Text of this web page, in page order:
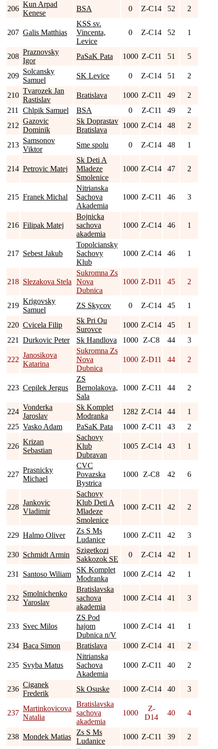
206
Kun Arpad
Kenese
BSA 0 Z-C14 52 2
207 Galis Matthias
KSS sv.
Vincenta,
Levice
0 Z-C14 52 1
208
Praznovsky
Igor
PaSaK Pata 1000 Z-C11 51 5
209
Solcansky
Samuel
SK Levice 0 Z-C14 51 2
210
Tvarozek Jan
Rastislav
Bratislava 1000 Z-C11 49
2
211
Chlpik Samuel BSA 0 Z-C11 49
2
212
Gazovic
Dominik
Sk Doprastav
Bratislava
1000 Z-C14 48 2
213
Samsonov
Viktor
Sme spolu 0 Z-C14 48 1
214 Petrovic Matej
Sk Deti A
Mladeze
Smolenice
1000 Z-C14 47 2
215 Franek Michal
Nitrianska
Sachova
Akademia
1000 Z-C11 46 3
216 Filipak Matej
Bojnicka
sachova
akademia
1000 Z-C14 46 1
217 Sebest Jakub
Topolciansky
Sachovy
Klub
1000 Z-C14 46 1
218 Slezakova Stela
Sukromna Zs
Nova
Dubnica
1000 Z-D11 45 2
219
Krigovsky
Samuel
ZS Skycov 0 Z-C14 45 1
220 Cvicela Filip
Sk Pri Ou
Surovce
1000 Z-C14 45
1
221
Durkovic Peter Sk Handlova 1000 Z-C8 44 3
222
Janosikova
Katarina
Sukromna Zs
Nova
Dubnica
1000 Z-D11 44 2
223 Cepilek Jergus
ZS
Bernolakova,
Sala
1000 Z-C11 44 2
224
Vonderka
Jaroslav
Sk Komplet
Modranka
1282 Z-C14 44
1
225 Vasko Adam PaSaK Pata 1000 Z-C11 43 2
226
Krizan
Sebastian
Sachovy
Klub
Dubravan
1005 Z-C14 43 1
227
Prasnicky
Michael
CVC
Povazska
Bystrica
1000 Z-C8 42 6
228
Jankovic
Vladimir
Sachovy
Klub Deti A
Mladeze
Smolenice
1000 Z-C11 42 2
229 Halmo Oliver
Zs S Ms
Ludanice
1000 Z-C11 42 3
230 Schmidt Armin
Szigetkozi
Sakkozok SE
0 Z-C14 42 1
231 Santoso Wiliam
SK Komplet
Modranka
1000 Z-C14 42 1
232
Smolnichenko
Yaroslav
Bratislavska
sachova
akademia
1000 Z-C14 41 3
233 Svec Milos
ZS Pod
hajom
Dubnica n/V
1000 Z-C14 41 1
234 Baca Simon Bratislava 1000 Z-C14 41 2
235 Svyba Matus
Nitrianska
Sachova
Akademia
1000 Z-C11 40 2
236
Ciganek
Frederik
Sk Osuske 1000 Z-C14 40 3
237
Martinkovicova
Natalia
Bratislavska
sachova
akademia
1000
Z-
D14
40 4
238 Mondek Matias
Zs S Ms
Ludanice
1000 Z-C11 39 2